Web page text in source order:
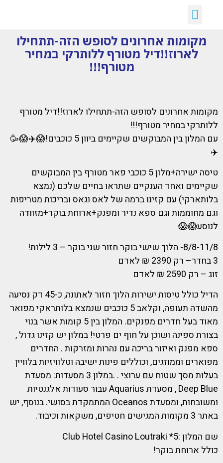
מקומות אחרונים לסופש הזה-תתחילו
לארוז!!דיל מטורף ללותרקי במחיר
מטורף!!!
מקומות אחרונים לסופש הזה-תתחילו לארוז!!דיל מטורף
ללותרקי במחיר מטורף!!!
עם המלון בין המבוקשים שקיימים ביוון 5 כוכבים!😱✈️😱🥳
✈️
טיסה ישירה+מלון 5 כוכבי פאר מטורף בין המבוקשים
שקיימים ואחד הענקיים שתראו בחיים שלכם (נמצא
בלותארקי) עם קזינו ברמה של לאס וגאס ובריכות מטריפות
וגם מחוממות וגם ספא נדיר ומפנק+ארוחת בוקר+מזוודה
לנוסע😱😱
8/8-11/8- הלוך שישי בוקר חזור שני בוקר – 3 לילות!
3 בחדר– רק 2390 ₪ לאדם
זוג – רק 2590 ₪ לאדם
הדיל כולל טיסות ישירות הלוך חזור לאתונה, כ-45 דק נסיעה
מהשדה תעופה, וקלאב 5 כוכבים שנמצא בלותראקי מפואר
מאוד בעל חדרים מפנקים. המלון בין 5 קומות אשר בנוי
בצורת ספינה ושוכן על חוף ים פרטי! במלון יש קזינו גדול ,
ספא מפנק ואיזור בריכה עם נהרות ומזרקות . החדרים
מפוארים וממוזגים, וכוללים פינות ישיבה וטלוויזיות בלוויין
בעלות מסך שטוח עם ערוצי . .במלון 3 מסעדות: מסעדת
Deep Blue , מסעדת Aquarius עבור סעודות אלגנטיות
ומשובחות, ומסעדת Oceanos המתמקדת בסושי. בנוסף, יש
באתר 3 מקומות המגישים חטיפים, משקאות וכיבוד.
שם המלון :5* Club Hotel Casino Loutraki
כולל ארוחת בוקר!